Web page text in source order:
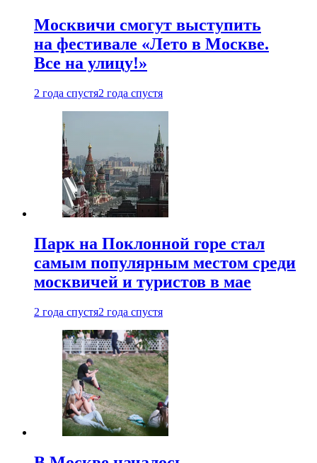
Москвичи смогут выступить
на фестивале «Лето в Москве.
Все на улицу!»
2 года спустя2 года спустя
Парк на Поклонной горе стал
самым популярным местом среди
москвичей и туристов в мае
2 года спустя2 года спустя